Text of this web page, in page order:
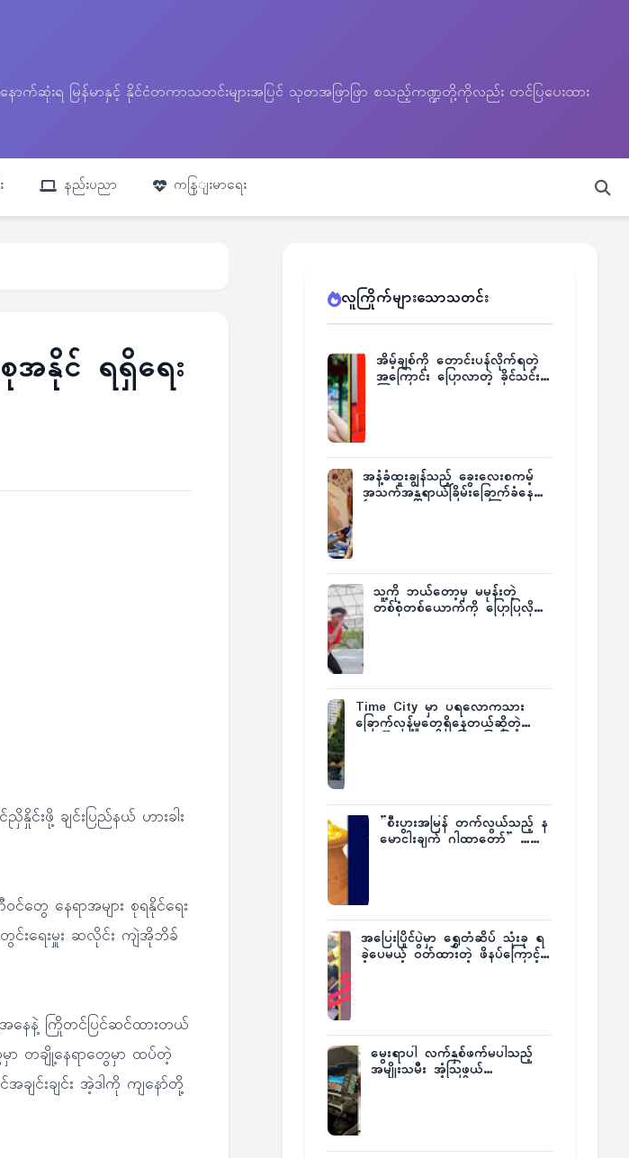
သည့် နောက်ဆုံးရ မြန်မာနှင့် နိုင်ငံတကာသတင်းများအပြင် သုတအဖြာဖြာ စသည့်ကဏ္ဍတို့ကိုလည်း တင်ပြပေးထား
နည်းပညာ ကနြျးမာရေး
အနိုင် ရရှိရေး
းဖို့ ချင်းပြည်နယ် ဟားခါး
တွေ နေရာအများ စုရနိုင်ရေး
င်းရေးမှူး ဆလိုင်း ကျဲအိုဘိခ်
အနေနဲ့ ကြိုတင်ပြင်ဆင်ထားတယ်
ာ တချို့နေရာတွေမှာ ထပ်တဲ့
ျင်းချင်း အဲ့ဒါကို ကျနော်တို့
လူကြိုက်များသောသတင်း
အိမ့်ချစ်ကို တောင်းပန်လိုက်ရတဲ့
အကြောင်း ပြောလာတဲ့ ခိုင်သင်း
အနံ့ခံထူးချွန်သည့် ခွေးလေးစကမ့်
အသက်အန္တရာယ်ခြိမ်းခြောက်ခံနေရ
သူ့ကို ဘယ်တော့မှ မမုန်းတဲ့
တစ်စုံတစ်ယောက်ကို ပြောပြလိုက်
Time City မှာ ပရလောကသား
ခြောက်လှန့်မှုတွေရှိနေတယ်ဆိုတဲ့
”စီးပွားအမြန် တက်လွယ်သည့် န
မောငါးချက် ဂါထာတော်” ……
အပြေးပြိုင်ပွဲမှာ ရွှေတံဆိပ် သုံးခု ရ
ခဲ့ပေမယ့် ဝတ်ထားတဲ့ ဖိနပ်ကြောင့်
မွေးရာပါ လက်နှစ်ဖက်မပါသည့်
အမျိုးသမီး အံ့သြဖွယ်